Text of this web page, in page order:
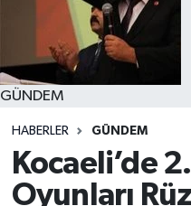
GÜNDEM
HABERLER GÜNDEM
Kocaeli’de
Oyunları